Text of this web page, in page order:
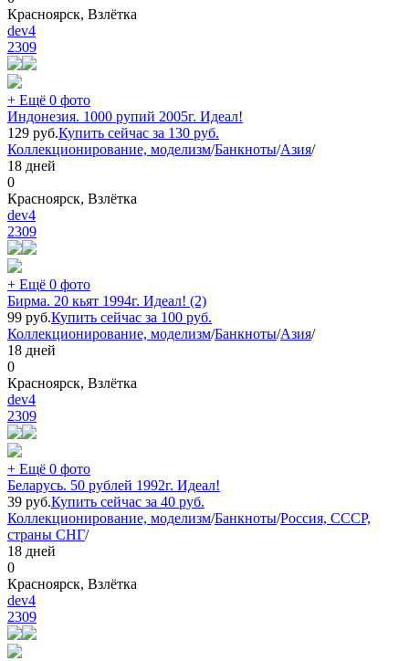
Красноярск, Взлётка
dev4
2309
+ Ещё 0 фото
Индонезия. 1000 рупий 2005г. Идеал!
129 руб.Купить сейчас за 130 руб.
Коллекционирование, моделизм/Банкноты/Азия/
18 дней
0
Красноярск, Взлётка
dev4
2309
+ Ещё 0 фото
Бирма. 20 кьят 1994г. Идеал! (2)
99 руб.Купить сейчас за 100 руб.
Коллекционирование, моделизм/Банкноты/Азия/
18 дней
0
Красноярск, Взлётка
dev4
2309
+ Ещё 0 фото
Беларусь. 50 рублей 1992г. Идеал!
39 руб.Купить сейчас за 40 руб.
Коллекционирование, моделизм/Банкноты/Россия, СССР,
страны СНГ/
18 дней
0
Красноярск, Взлётка
dev4
2309